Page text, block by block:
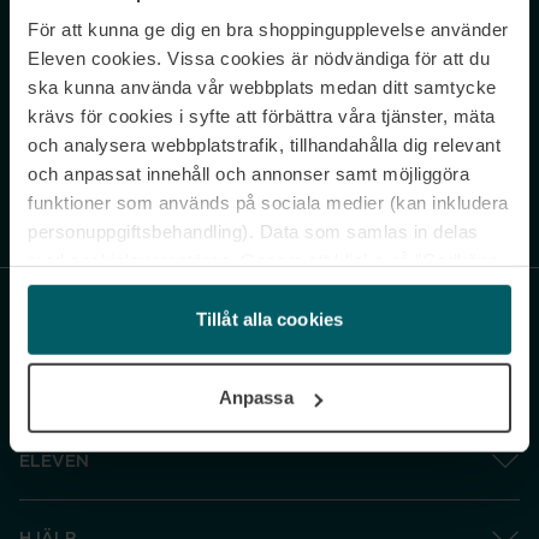
För att kunna ge dig en bra shoppingupplevelse använder
Eleven cookies. Vissa cookies är nödvändiga för att du
ska kunna använda vår webbplats medan ditt samtycke
krävs för cookies i syfte att förbättra våra tjänster, mäta
och analysera webbplatstrafik, tillhandahålla dig relevant
och anpassat innehåll och annonser samt möjliggöra
funktioner som används på sociala medier (kan inkludera
personuppgiftsbehandling). Data som samlas in delas
och gå vidare” accepterar du samtliga cookies medan du
under ”Inställningar” kan anpassa användningen av
cookies. Du kan återkalla ditt samtycke när som helst.
Tillåt alla cookies
Anpassa
Never miss a beat.
Sign up to our newsletter.
Genom att prenumerera accepterar du vår Integritetspolicy. Avprenumerera
ELEVEN